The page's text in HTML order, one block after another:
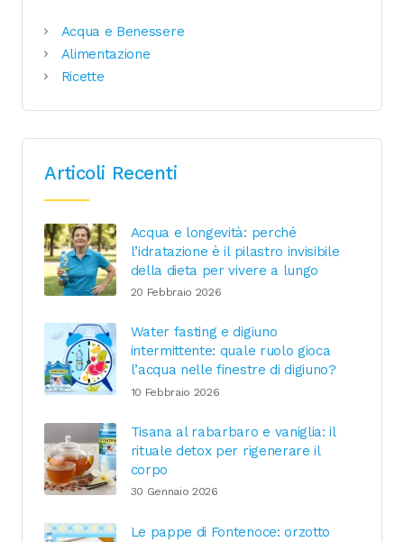
Acqua e Benessere
Alimentazione
Ricette
Articoli Recenti
Acqua e longevità: perché
l’idratazione è il pilastro invisibile
della dieta per vivere a lungo
20 Febbraio 2026
Water fasting e digiuno
intermittente: quale ruolo gioca
l’acqua nelle finestre di digiuno?
10 Febbraio 2026
Tisana al rabarbaro e vaniglia: il
rituale detox per rigenerare il
corpo
30 Gennaio 2026
Le pappe di Fontenoce: orzotto